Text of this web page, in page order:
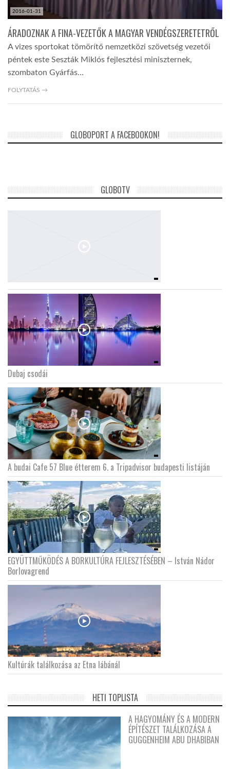
2016-01-31
ÁRADOZNAK A FINA-VEZETŐK A MAGYAR VENDÉGSZERETETRŐL
A vizes sportokat tömörítő nemzetközi szövetség vezetői
péntek este Seszták Miklós fejlesztési miniszternek,
szombaton Gyárfás…
FOLYTATÁS →
GLOBOPORT A FACEBOOKON!
GLOBOTV
Dubaj csodái
A budai Cafe 57 Blue étterem 6. a Tripadvisor budapesti listáján
EGYÜTTMŰKÖDÉS A BORKULTÚRA FEJLESZTÉSÉBEN – István Nádor
Borlovagrend
Kultúrák találkozása az Etna lábánál
HETI TOPLISTA
A HAGYOMÁNY ÉS A MODERN
ÉPÍTÉSZET TALÁLKOZÁSA A
GUGGENHEIM ABU DHABIBAN